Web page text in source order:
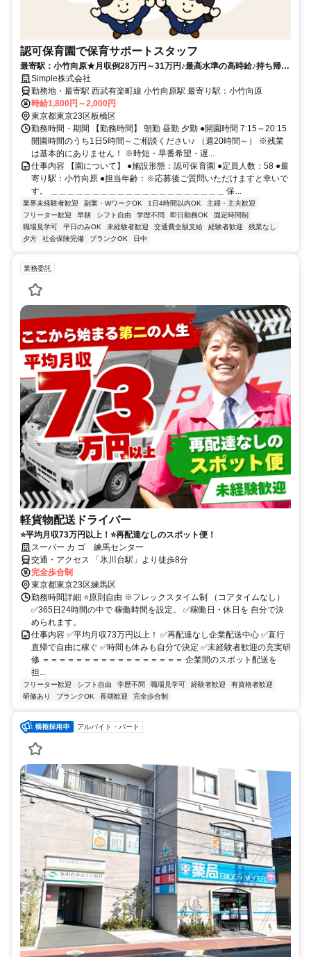
認可保育園で保育サポートスタッフ
最寄駅：小竹向原★月収例28万円～31万円♪最高水準の高時給♪持ち帰り
仕事・残業・担任無し♪
Simple株式会社
勤務地・最寄駅 西武有楽町線 小竹向原駅 最寄り駅：小竹向原
時給1,800円～2,000円
東京都東京23区板橋区
勤務時間・期間 【勤務時間】 朝勤 昼勤 夕勤 ●開園時間 7:15～20:15
開園時間のうち1日5時間～ご相談ください♪ （週20時間～） ※残業
は基本的にありません！ ※時短・早番希望・遅...
仕事内容 【園について】 ●施設形態：認可保育園 ●定員人数：58 ●最
寄り駅：小竹向原 ●担当年齢：※応募後ご質問いただけますと幸いで
す。 ＿＿＿＿＿＿＿＿＿＿＿＿＿＿＿＿＿＿＿＿＿ 保...
業界未経験者歓迎 副業・WワークOK 1日4時間以内OK
主婦・主夫歓迎
フリーター歓迎
早朝 シフト自由 学歴不問 即日勤務OK
固定時間制
職場見学可
平日のみOK 未経験者歓迎 交通費全額支給 経験者歓迎
残業なし
夕方
社会保険完備 ブランクOK 日中
業務委託
軽貨物配送ドライバー
⭐平均月収73万円以上！⭐再配達なしのスポット便！
スーパー カ ゴ 練馬センター
交通・アクセス 「氷川台駅」より徒歩8分
完全歩合制
東京都東京23区練馬区
勤務時間詳細 ⭐原則自由 ※フレックスタイム制 （コアタイムなし）
✅365日24時間の中で 稼働時間を設定。 ✅稼働日・休日を 自分で決
められます。
仕事内容 ✅平均月収73万円以上！ ✅再配達なし企業配送中心 ✅直行
直帰で自由に稼ぐ ✅時間も休みも自分で決定 ✅未経験者歓迎の充実研
修 ＝＝＝＝＝＝＝＝＝＝＝＝＝＝＝＝＝ 企業間のスポット配送を
担...
フリーター歓迎 シフト自由 学歴不問 職場見学可 経験者歓迎
有資格者歓迎
研修あり
ブランクOK 長期歓迎 完全歩合制
アルバイト・パート